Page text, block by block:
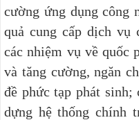
cường ứng dụng công
quả cung cấp dịch vụ
các nhiệm vụ về quốc
và tăng cường, ngăn
đề phức tạp phát
dựng hệ thống chính